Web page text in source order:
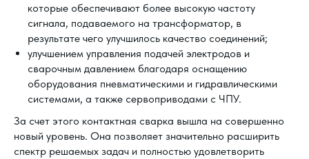
которые обеспечивают более высокую частоту
сигнала, подаваемого на трансформатор, в
результате чего улучшилось качество соединений;
улучшением управления подачей электродов и
сварочным давлением благодаря оснащению
оборудования пневматическими и гидравлическими
системами, а также сервоприводами с ЧПУ.
За счет этого контактная сварка вышла на совершенно
новый уровень. Она позволяет значительно расширить
спектр решаемых задач и полностью удовлетворить